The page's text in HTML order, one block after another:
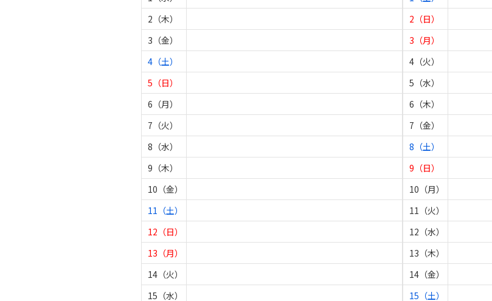
2（木）
3（金）
4（土）
5（日）
6（月）
7（火）
8（水）
9（木）
10（金）
11（土）
12（日）
13（月）
14（火）
15（水）
2（日）
3（月）
4（火）
5（水）
6（木）
7（金）
8（土）
9（日）
10（月）
11（火）
12（水）
13（木）
14（金）
15（土）